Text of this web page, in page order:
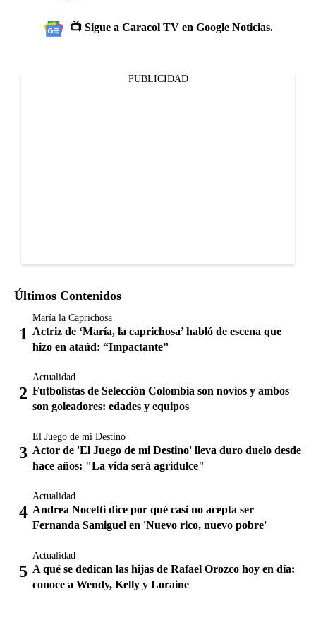
📺 Sigue a Caracol TV en Google Noticias.
PUBLICIDAD
Últimos Contenidos
María la Caprichosa
Actriz de ‘María, la caprichosa’ habló de escena que
hizo en ataúd: “Impactante”
Actualidad
Futbolistas de Selección Colombia son novios y ambos
son goleadores: edades y equipos
El Juego de mi Destino
Actor de 'El Juego de mi Destino' lleva duro duelo desde
hace años: "La vida será agridulce"
Actualidad
Andrea Nocetti dice por qué casi no acepta ser
Fernanda Samiguel en 'Nuevo rico, nuevo pobre'
Actualidad
A qué se dedican las hijas de Rafael Orozco hoy en día:
conoce a Wendy, Kelly y Loraine